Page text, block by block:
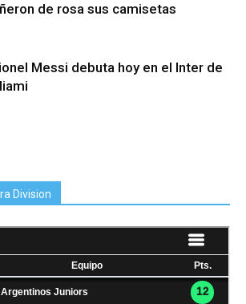
de rosa sus camisetas
Messi debuta hoy en el Inter de
Division